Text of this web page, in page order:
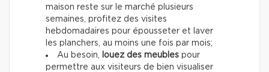
maison reste sur le marché plusieurs
semaines, profitez des visites
hebdomadaires pour épousseter et laver
les planchers, au moins une fois par mois;
Au besoin, louez des meubles pour
permettre aux visiteurs de bien visualiser